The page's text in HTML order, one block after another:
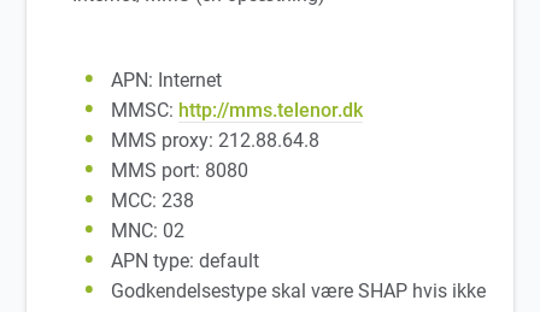
APN: Internet
MMSC: http://mms.telenor.dk
MMS proxy: 212.88.64.8
MMS port: 8080
MCC: 238
MNC: 02
APN type: default
Godkendelsestype skal være SHAP hvis ikke